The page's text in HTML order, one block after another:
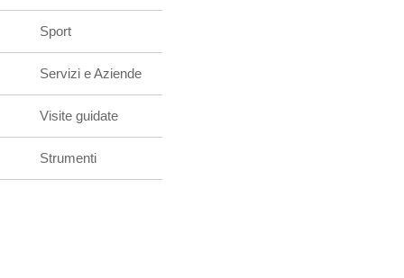
Sport
Servizi e Aziende
Visite guidate
Strumenti